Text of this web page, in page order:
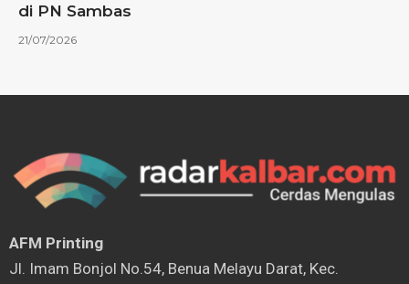
di PN Sambas
21/07/2026
AFM Printing
⁠Jl. Imam Bonjol No.54, Benua Melayu Darat, Kec.